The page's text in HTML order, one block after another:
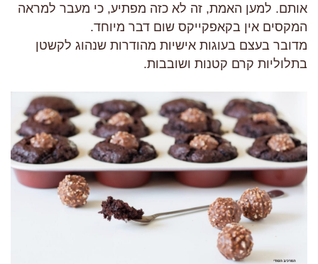
אותם. למען האמת, זה לא כזה מפתיע, כי מעבר למראה
המקסים אין בקאפקייקס שום דבר מיוחד.
מדובר בעצם בעוגות אישיות מהודרות שנהוג לקשטן
בתלוליות קרם קטנות ושובבות.